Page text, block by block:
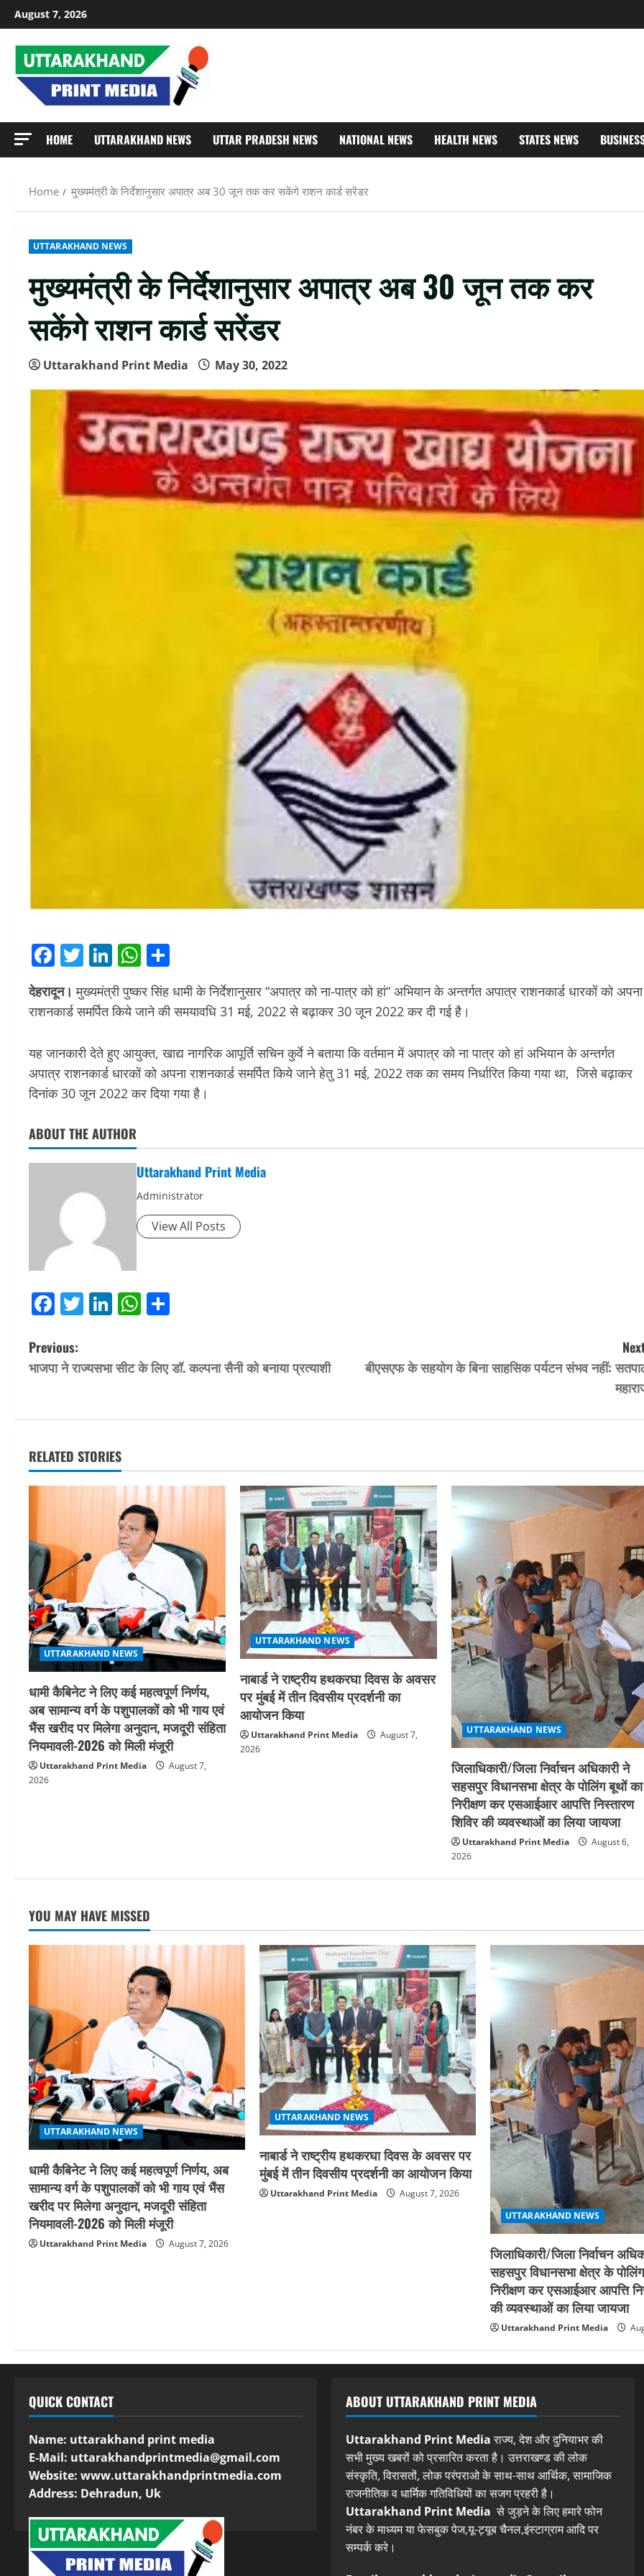
Skip
to
content
August 7, 2026
HOME UTTARAKHAND NEWS UTTAR PRADESH NEWS NATIONAL NEWS HEALTH NEWS STATES NEWS
Home मुख्यमंत्री के निर्देशानुसार अपात्र अब 30 जून तक कर सकेंगे राशन कार्ड सरेंडर
UTTARAKHAND NEWS
मुख्यमंत्री के निर्देशानुसार अपात्र अब 30 जून तक कर
सकेंगे राशन कार्ड सरेंडर
Uttarakhand Print Media May 30, 2022
Facebook
Twitter
LinkedIn
WhatsApp
देहरादून। मुख्यमंत्री पुष्कर सिंह धामी के निर्देशानुसार “अपात्र को ना-पात्र को हां“ अभियान के अन्तर्गत अपात्र राशनकार्ड धारकों को अपना
राशनकार्ड समर्पित किये जाने की समयावधि 31 मई, 2022 से बढ़ाकर 30 जून 2022 कर दी गई है।
यह जानकारी देते हुए आयुक्त, खाद्य नागरिक आपूर्ति सचिन कुर्वे ने बताया कि वर्तमान में अपात्र को ना पात्र को हां अभियान के अन्तर्गत
अपात्र राशनकार्ड धारकों को अपना राशनकार्ड समर्पित किये जाने हेतु 31 मई, 2022 तक का समय निर्धारित किया गया था, जिसे बढ़ाकर
दिनांक 30 जून 2022 कर दिया गया है।
ABOUT THE AUTHOR
Uttarakhand Print Media
Administrator
View All Posts
Facebook
Twitter
LinkedIn
WhatsApp
P
o
n
v
i
g
a
t
i
o
n
Previous:
भाजपा ने राज्यसभा सीट के लिए डॉ. कल्पना सैनी को बनाया प्रत्याशी
बीएसएफ के सहयोग के बिना साहसिक पर्यटन संभव नहीं:
RELATED STORIES
UTTARAKHAND NEWS
धामी कैबिनेट ने लिए कई महत्वपूर्ण निर्णय,
अब सामान्य वर्ग के पशुपालकों को भी गाय एवं
भैंस खरीद पर मिलेगा अनुदान, मजदूरी संहिता
नियमावली-2026 को मिली मंजूरी
Uttarakhand Print Media
August 7,
2026
UTTARAKHAND NEWS
नाबार्ड ने राष्ट्रीय हथकरघा दिवस के अवसर
पर मुंबई में तीन दिवसीय प्रदर्शनी का
आयोजन किया
Uttarakhand Print Media
August 7,
2026
UTTARAKHAND NEWS
जिलाधिकारी/जिला निर्वाचन अधिकारी ने
सहसपुर विधानसभा क्षेत्र के पोलिंग बूथों का
निरीक्षण कर एसआईआर आपत्ति निस्तारण
शिविर की व्यवस्थाओं का लिया जायजा
Uttarakhand Print Media
August 6,
2026
YOU MAY HAVE MISSED
UTTARAKHAND NEWS
धामी कैबिनेट ने लिए कई महत्वपूर्ण निर्णय, अब
सामान्य वर्ग के पशुपालकों को भी गाय एवं भैंस
खरीद पर मिलेगा अनुदान, मजदूरी संहिता
नियमावली-2026 को मिली मंजूरी
Uttarakhand Print Media August 7, 2026
UTTARAKHAND NEWS
नाबार्ड ने राष्ट्रीय हथकरघा दिवस के अवसर पर
मुंबई में तीन दिवसीय प्रदर्शनी का आयोजन किया
Uttarakhand Print Media
August 7, 2026
UTTARAKHAND NEWS
जिलाधिकारी/जिला निर्वाचन
सहसपुर विधानसभा क्षेत्र के
निरीक्षण कर एसआईआर आपत्ति
की व्यवस्थाओं का लिया जायजा
Uttarakhand Print Media
QUICK CONTACT
Name: uttarakhand print media
E-Mail: uttarakhandprintmedia@gmail.com
Website: www.uttarakhandprintmedia.com
Address: Dehradun, Uk
ABOUT UTTARAKHAND PRINT MEDIA
Uttarakhand Print Mediaराज्य, देश और दुनियाभर की
सभी मुख्य खबरों को प्रसारित करता है। उत्तराखण्ड की लोक
संस्कृति, विरासतों, लोक परंपराओ के साथ-साथ आर्थिक, सामाजिक
राजनीतिक व धार्मिक गतिविधियों का सजग प्रहरी है।
Uttarakhand Print Media से जुड़ने के लिए हमारे फोन
नंबर के माध्यम या फेसबुक पेज,यू-ट्यूब चैनल,इंस्टाग्राम आदि पर
सम्पर्क करे।